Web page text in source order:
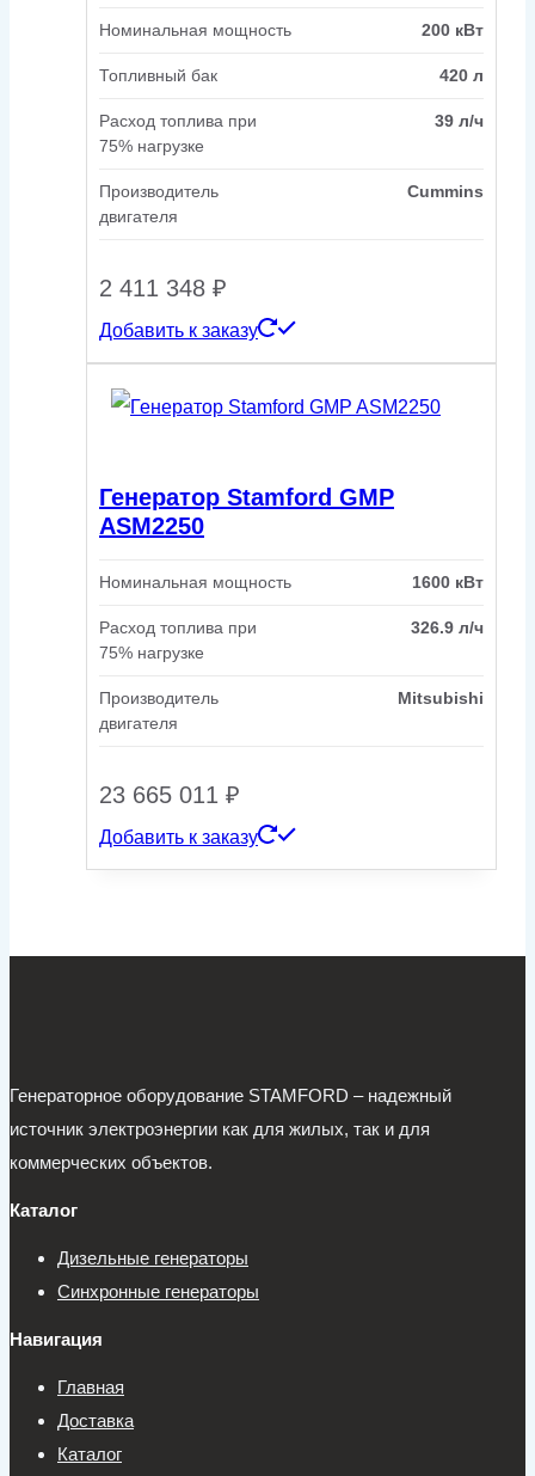
Номинальная мощность 200 кВт
Топливный бак 420 л
Расход топлива при
75% нагрузке
39 л/ч
Производитель
двигателя
Cummins
2 411 348 ₽
Добавить к заказу
Генератор Stamford GMP
ASM2250
Номинальная мощность 1600 кВт
Расход топлива при
75% нагрузке
326.9 л/ч
Производитель
двигателя
Mitsubishi
23 665 011 ₽
Добавить к заказу
Генераторное оборудование STAMFORD – надежный
источник электроэнергии как для жилых, так и для
коммерческих объектов.
Каталог
Дизельные генераторы
Синхронные генераторы
Навигация
Главная
Доставка
Каталог